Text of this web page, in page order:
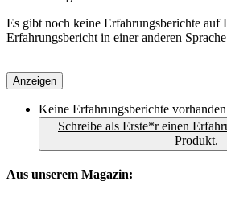
Es gibt noch keine Erfahrungsberichte auf
Erfahrungsbericht in einer anderen
Anzeigen
Keine Erfahrungsberichte
Schreibe als Erste*r einen
Produkt.
Aus unserem Magazin: